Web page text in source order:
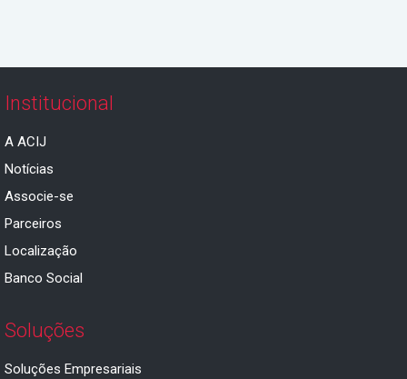
Institucional
A ACIJ
Notícias
Associe-se
Parceiros
Localização
Banco Social
Soluções
Soluções Empresariais